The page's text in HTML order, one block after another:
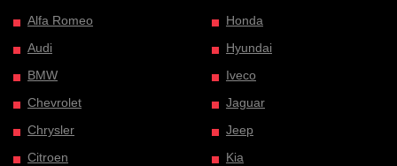
Alfa Romeo
Audi
BMW
Chevrolet
Chrysler
Citroen
Honda
Hyundai
Iveco
Jaguar
Jeep
Kia